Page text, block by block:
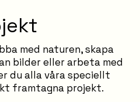
med naturen, skapa
bilder eller arbeta med
du alla våra speciellt
framtagna projekt.